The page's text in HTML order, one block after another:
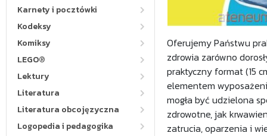
Karnety i pocztówki
Kodeksy
Komiksy
LEGO®
Lektury
Literatura
Literatura obcojęzyczna
Logopedia i pedagogika
Oferujemy Państwu
zdrowia zarówno
praktyczny format (15
elementem
mogła być udzielona
zdrowotne, jak
zatrucia, oparzenia i